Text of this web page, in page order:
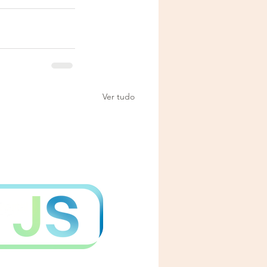
Ver tudo